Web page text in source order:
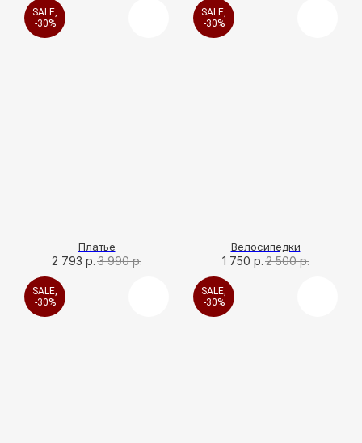
SALE,
-30%
Платье
2 793 р. 3 990 р.
SALE,
-30%
Велосипедки
1 750 р. 2 500 р.
SALE,
-30%
SALE,
-30%